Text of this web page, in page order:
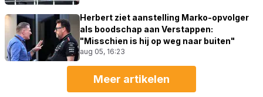
Herbert ziet aanstelling Marko-opvolger
als boodschap aan Verstappen:
"Misschien is hij op weg naar buiten"
aug 05, 16:23
Meer artikelen